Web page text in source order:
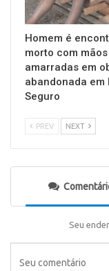
Homem é
morto com mãos
amarradas em
abandonada em
Seguro
PREV NEXT
Seu